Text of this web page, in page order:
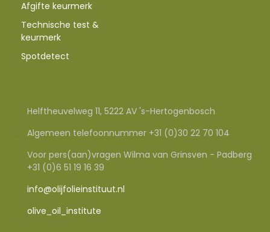
Afgifte keurmerk
Technische test &
keurmerk
Spotdetect
Helftheuvelweg 11, 5222 AV 's-Hertogenbosch
Algemeen telefoonnummer +31 (0)30 22 70 104
Voor pers(aan)vragen Wilma van Grinsven - Padberg
+31 (0)6 51 19 16 39
info@olijfolieinstituut.nl
olive_oil_institute